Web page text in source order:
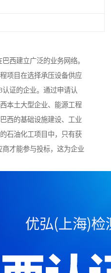
西建立广泛的业务网络。
项目在选择承压设备供应
认证的企业。通过申请认
本土大型企业、能源工程
西的基础设施建设、工业
石油化工项目中，只有获
才能参与投标，这为企业